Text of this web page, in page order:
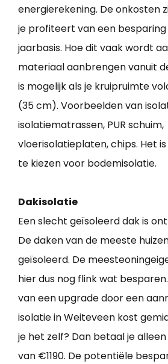
energierekening. De onkosten
je profiteert van een
jaarbasis. Hoe dit vaak wordt
materiaal aanbrengen vanuit
is mogelijk als je kruipruimte
(35 cm). Voorbeelden van
isolatiematrassen, PUR schuim,
vloerisolatieplaten, chips. Het
te kiezen voor bodemisolatie.
Dakisolatie
Een slecht geïsoleerd dak is
De daken van de meeste
geïsoleerd. De
hier dus nog flink wat
van een upgrade door een
isolatie in Weiteveen kost
je het zelf? Dan betaal je
van €1190. De potentiële